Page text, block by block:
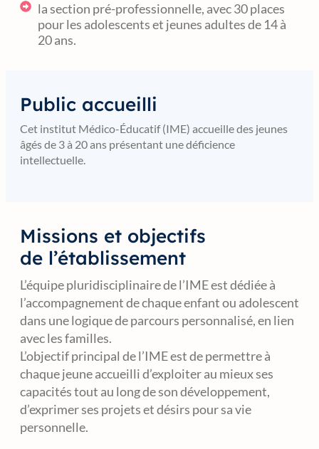
la section pré-professionnelle, avec 30 places
pour les adolescents et jeunes adultes de 14 à
20 ans.
Public accueilli
Cet institut Médico-Éducatif (IME) accueille des jeunes
âgés de 3 à 20 ans présentant une déficience
intellectuelle.
Missions et objectifs
de l’établissement
L’équipe pluridisciplinaire de l’IME est dédiée à
l’accompagnement de chaque enfant ou adolescent
dans une logique de parcours personnalisé, en lien
avec les familles.
L’objectif principal de l’IME est de permettre à
chaque jeune accueilli d’exploiter au mieux ses
capacités tout au long de son développement,
d’exprimer ses projets et désirs pour sa vie
personnelle.